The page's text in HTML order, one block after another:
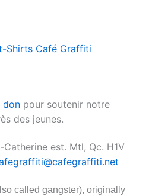
Shirts Café Graffiti
donpour soutenir notre
des jeunes.
est. Mtl, Qc. H1V
called gangster), originally